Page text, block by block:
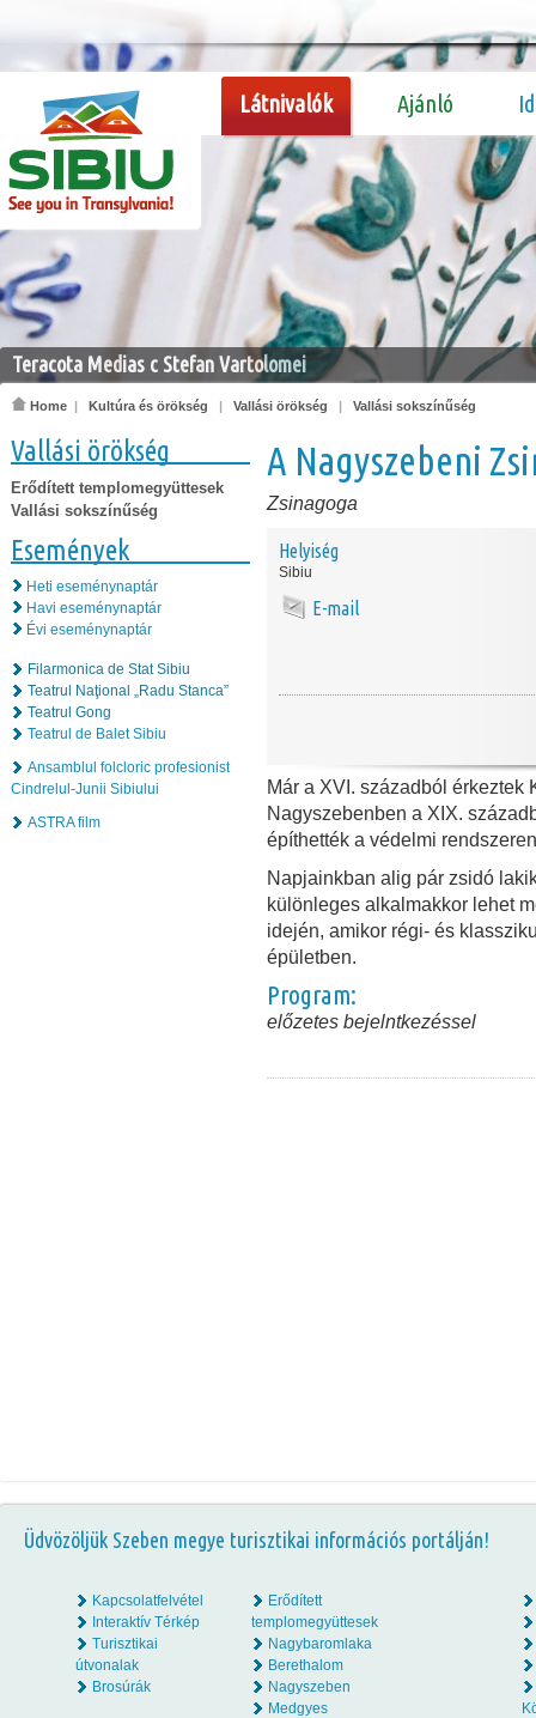
Látnivalók Ajánló
Teracota Medias c Stefan Vartolomei
Home | Kultúra és örökség | Vallási örökség | Vallási sokszínűség
Vallási örökség
Erődített templomegyüttesek
Vallási sokszínűség
Események
Heti eseménynaptár
Havi eseménynaptár
Évi eseménynaptár
Filarmonica de Stat Sibiu
Teatrul Naţional „Radu Stanca”
Teatrul Gong
Teatrul de Balet Sibiu
Ansamblul folcloric profesionist
Cindrelul-Junii Sibiului
ASTRA film
A Nagyszebeni
Zsinagoga
Helyiség
Sibiu
E-mail
Már a XVI. századból
Nagyszebenben a XIX.
építhették a védelmi
Napjainkban alig pár zsidó
különleges alkalmakkor lehet
idején, amikor régi- és
épületben.
Program:
előzetes bejelntkezéssel
Üdvözöljük Szeben megye turisztikai információs portálján!
Kapcsolatfelvétel
Interaktív Térkép
Turisztikai
útvonalak
Brosúrák
Erődített
templomegyüttesek
Nagybaromlaka
Berethalom
Nagyszeben
Medgyes